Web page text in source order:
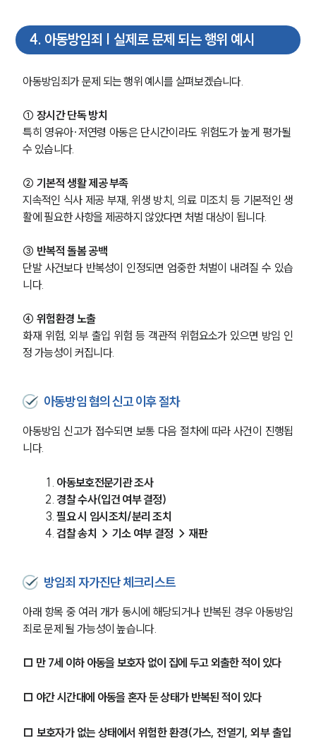
그룹소개
대륜의 강점
글로벌 파트너 로펌
AI대륜
업무사례
형사 법률정보
법률지식인
형사소송·상담후기
전체
4. 아동방임죄 | 실제로 문제 되는 행위 예시
아동방임죄가 문제 되는 행위 예시를 살펴보겠습니다.
① 장시간 단독 방치
특히 영유아·저연령 아동은 단시간이라도 위험도가 높게 평가될
수 있습니다.
② 기본적 생활 제공 부족
지속적인 식사 제공 부재, 위생 방치, 의료 미조치 등 기본적인 생
활에 필요한 사항을 제공하지 않았다면 처벌 대상이 됩니다.
③ 반복적 돌봄 공백
단발 사건보다 반복성이 인정되면 엄중한 처벌이 내려질 수 있습
니다.
④ 위험환경 노출
화재 위험, 외부 출입 위험 등 객관적 위험요소가 있으면 방임 인
정 가능성이 커집니다.
아동방임 혐의 신고 이후 절차
아동방임 신고가 접수되면 보통 다음 절차에 따라 사건이 진행됩
니다.
아동보호전문기관 조사
경찰 수사(입건 여부 결정)
필요 시 임시조치/분리 조치
검찰 송치 → 기소 여부 결정 → 재판
방임죄 자가진단 체크리스트
아래 항목 중 여러 개가 동시에 해당되거나 반복된 경우 아동방임
죄로 문제 될 가능성이 높습니다.
□ 만 7세 이하 아동을 보호자 없이 집에 두고 외출한 적이 있다
□ 야간 시간대에 아동을 혼자 둔 상태가 반복된 적이 있다
□ 보호자가 없는 상태에서 위험한 환경(가스, 전열기, 외부 출입